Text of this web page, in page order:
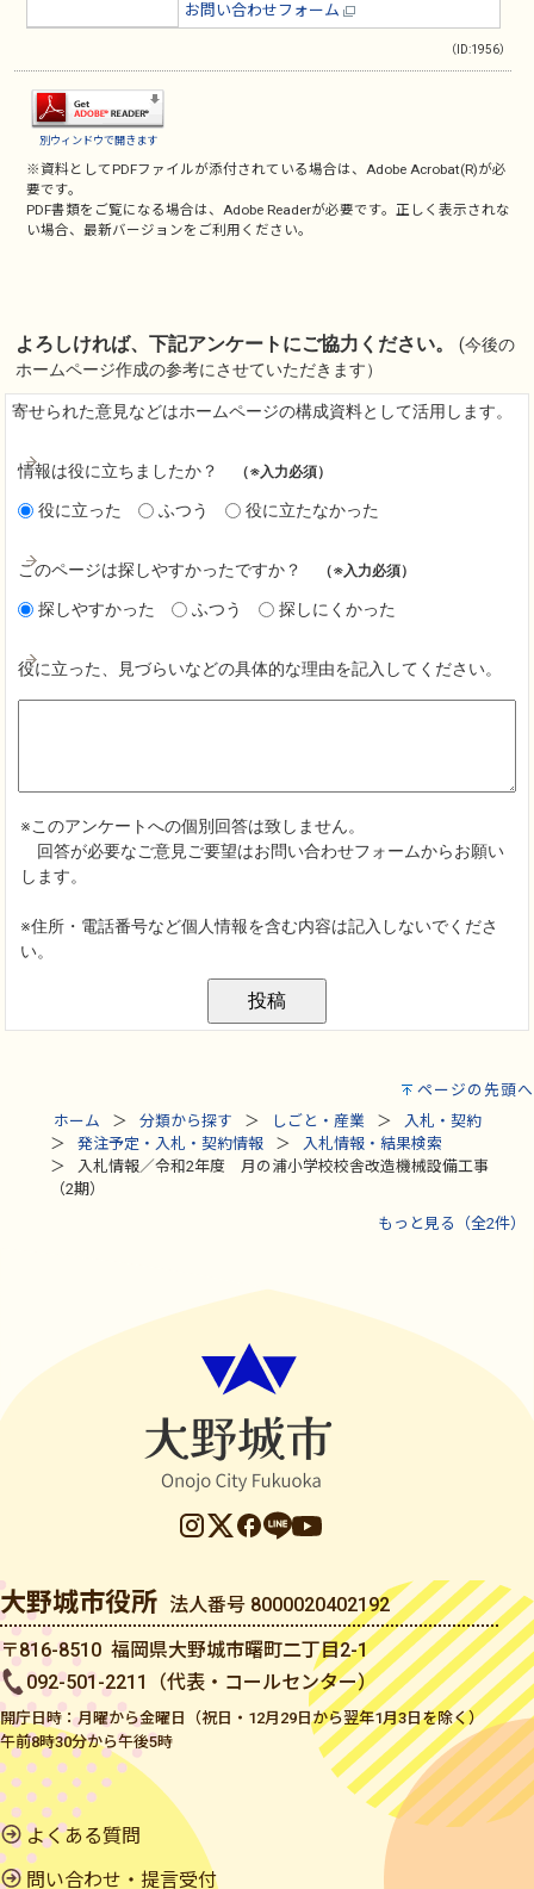
お問い合わせフォーム
（ID:1956）
別ウィンドウで開きます
※資料としてPDFファイルが添付されている場合は、Adobe Acrobat(R)が必
要です。
PDF書類をご覧になる場合は、Adobe Readerが必要です。正しく表示されな
い場合、最新バージョンをご利用ください。
ページの先頭へ
ホーム
分類から探す しごと・産業
入札・契約
発注予定・入札・契約情報
入札情報・結果検索
入札情報／令和2年度 月の浦小学校校舎改造機械設備工事
（2期）
もっと見る（全2件）
大野城市役所 法人番号 8000020402192
〒816-8510 福岡県大野城市曙町二丁目2-1
092-501-2211（代表・コールセンター）
開庁日時：月曜から金曜日（祝日・12月29日から翌年1月3日を除く）
午前8時30分から午後5時
よくある質問
問い合わせ・提言受付